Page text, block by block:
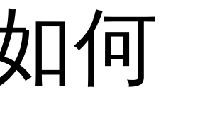
何